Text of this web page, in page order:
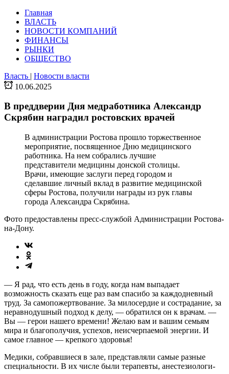
Главная
ВЛАСТЬ
НОВОСТИ КОМПАНИЙ
ФИНАНСЫ
РЫНКИ
ОБЩЕСТВО
Власть | Новости власти
10.06.2025
В преддверии Дня медработника Александр
Скрябин наградил ростовских врачей
В администрации Ростова прошло торжественное
мероприятие, посвященное Дню медицинского
работника. На нем собрались лучшие
представители медицины донской столицы.
Врачи, имеющие заслуги перед городом и
сделавшие личный вклад в развитие медицинской
сферы Ростова, получили награды из рук главы
города Александра Скрябина.
Фото предоставлены пресс-службой Администрации Ростова-
на-Дону.
— Я рад, что есть день в году, когда нам выпадает
возможность сказать еще раз вам спасибо за каждодневный
труд. За самопожертвование. За милосердие и сострадание, за
неравнодушный подход к делу, — обратился он к врачам. —
Вы — герои нашего времени! Желаю вам и вашим семьям
мира и благополучия, успехов, неисчерпаемой энергии. И
самое главное — крепкого здоровья!
Медики, собравшиеся в зале, представляли самые разные
специальности. В их числе были терапевты, анестезиологи-